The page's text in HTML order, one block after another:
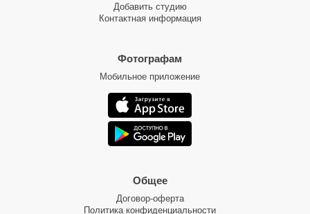
Добавить студию
Контактная информация
Фотографам
Мобильное приложение
Общее
Договор-оферта
Политика конфиденциальности